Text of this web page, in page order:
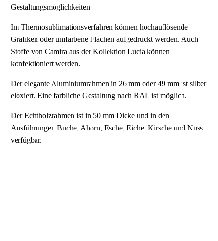
Gestaltungsmöglichkeiten.
Im Thermosublimationsverfahren können hochauflösende
Grafiken oder unifarbene Flächen aufgedruckt werden. Auch
Stoffe von Camira aus der Kollektion Lucia können
konfektioniert werden.
Der elegante Aluminiumrahmen in 26 mm oder 49 mm ist silber
eloxiert. Eine farbliche Gestaltung nach RAL ist möglich.
Der Echtholzrahmen ist in 50 mm Dicke und in den
Ausführungen Buche, Ahorn, Esche, Eiche, Kirsche und Nuss
verfügbar.